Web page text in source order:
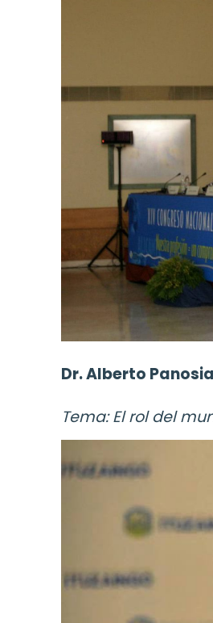
Dr. Alberto
Tema: El rol del